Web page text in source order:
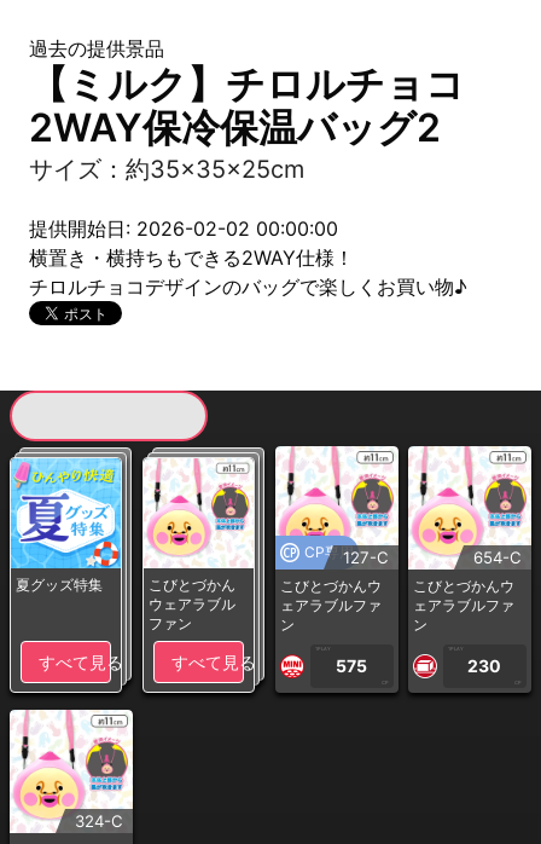
過去の提供景品
【ミルク】チロルチョコ
2WAY保冷保温バッグ2
サイズ：約35×35×25cm
提供開始日: 2026-02-02 00:00:00
横置き・横持ちもできる2WAY仕様！
チロルチョコデザインのバッグで楽しくお買い物♪
夏グッズ特集
すべて見る
こびとづかん
ウェアラブル
ファン
すべて見る
CP専用127-C
こびとづかんウ
ェアラブルファ
ン
1PLAY
575
CP
654-C
こびとづかんウ
ェアラブルファ
ン
1PLAY
230
CP
324-C